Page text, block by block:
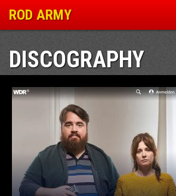
ROD ARMY
DISCOGRAPHY